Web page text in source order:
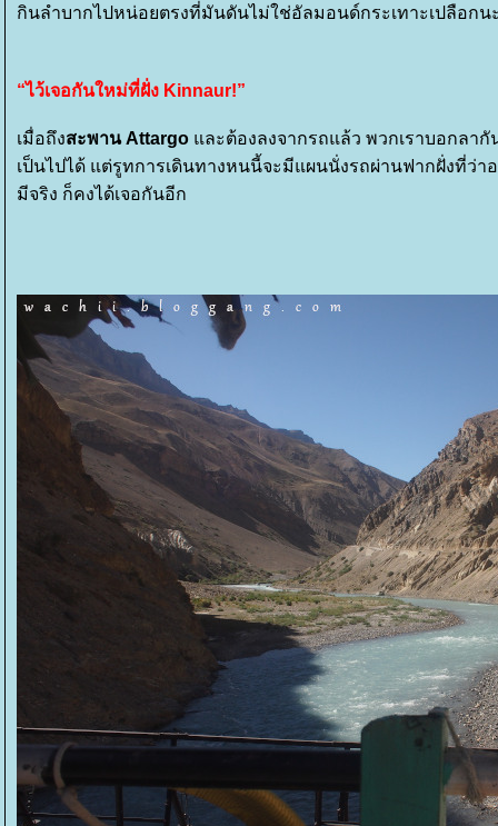
กินลำบากไปหน่อยตรงที่มันดันไม่ใช่อัลมอนด์กระเทาะเปลือก
“ไว้เจอกันใหม่ที่ฝั่ง Kinnaur!”
เมื่อถึงสะพาน Attargo ละต้องลงจากรถแล้ว พวกเราบอกลากั
เป็นไปได้ แต่รูทการเดินทางหนนี้จะมีแผนนั่งรถผ่านฟากฝั่งที่ว่
มีจริง ก็คงได้เจอกันอีก